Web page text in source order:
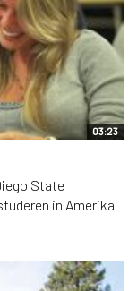
03:23
State
in Amerika